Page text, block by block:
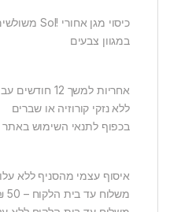
במגוון צבעים
אחריות למשך 12 חודשים עבור מוצרי אלקטרוניקה
ללא נזקי קורוזיה או שברים
בכפוף לתנאי השימוש באתר
איסוף עצמי מהסניף ללא
משלוח עד בית הלקוח – 50 ₪